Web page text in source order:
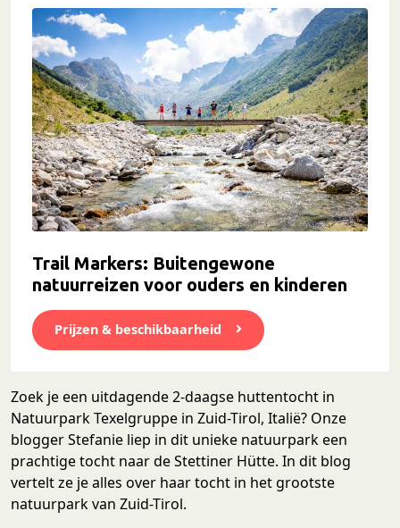
Trail Markers: Buitengewone
natuurreizen voor ouders en kinderen
Prijzen & beschikbaarheid
Zoek je een uitdagende 2-daagse huttentocht in
Natuurpark Texelgruppe in Zuid-Tirol, Italië? Onze
blogger Stefanie liep in dit unieke natuurpark een
prachtige tocht naar de Stettiner Hütte. In dit blog
vertelt ze je alles over haar tocht in het grootste
natuurpark van Zuid-Tirol.